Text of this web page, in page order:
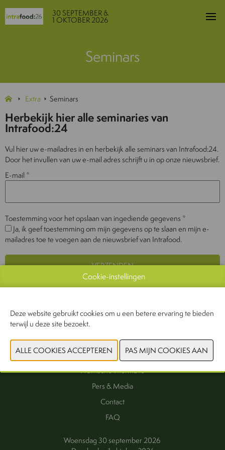
30 SEPTEMBER &
1 OKTOBER 2026
Seminars
Extra Seminars
Herbekijk hier alle seminaries van
Intrafood:24
Vul hier uw e-mailadres in en herbekijk alle seminars van Intrafood:24.
Door het invullen van uw e-mail adres schrijft u in op onze nieuwsbrief.
E-mail *
Toestemming voor het opslaan van ingediende gegevens *
Ja, ik geef toestemming om mijn gegevens op te slaan en mijn e-
mailadres toe te voegen aan de nieuwsbrief van Intrafood.
Interesse als exposant
Exposanten
Praktische informatie
Pers & Media
Contact
FAQ
Woensdag 30 september 2026
Cookie-instellingen
Deze website gebruikt cookies om u een betere ervaring te bieden
terwijl u deze site bezoekt.